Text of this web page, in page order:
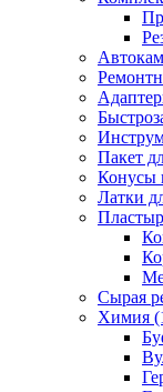
Пакет
Конусы
Латки
Сырая
Химия